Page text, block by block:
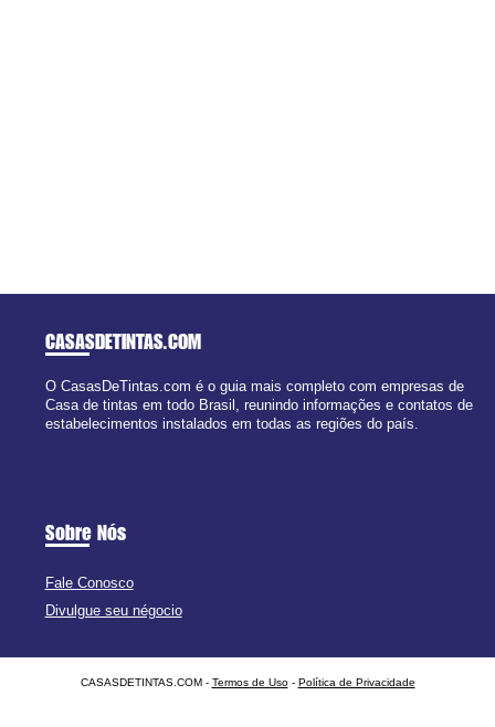
CASASDETINTAS.COM
O CasasDeTintas.com é o guia mais completo com empresas de
Casa de tintas em todo Brasil, reunindo informações e contatos de
estabelecimentos instalados em todas as regiões do país.
Sobre Nós
Fale Conosco
Divulgue seu négocio
CASASDETINTAS.COM - Termos de Uso- Política de Privacidade